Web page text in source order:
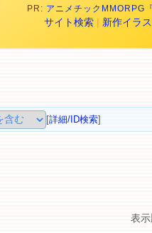
PR: アニメチックMMORPG
サイト検索 | 新作イラ
[詳細/ID検索]
表